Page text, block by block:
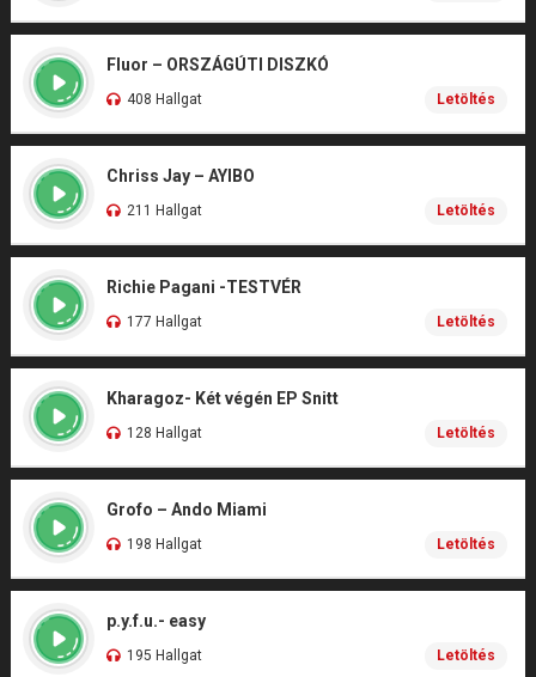
Fluor – ORSZÁGÚTI DISZKÓ
408 Hallgat Letöltés
Chriss Jay – AYIBO
211 Hallgat Letöltés
Richie Pagani -TESTVÉR
177 Hallgat Letöltés
Kharagoz- Két végén EP Snitt
128 Hallgat Letöltés
Grofo – Ando Miami
198 Hallgat Letöltés
p.y.f.u.- easy
195 Hallgat Letöltés